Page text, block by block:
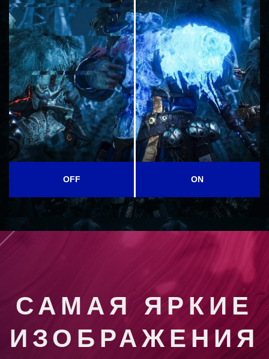
OFF ON
САМАЯ ЯРКИЕ
ИЗОБРАЖЕНИЯ